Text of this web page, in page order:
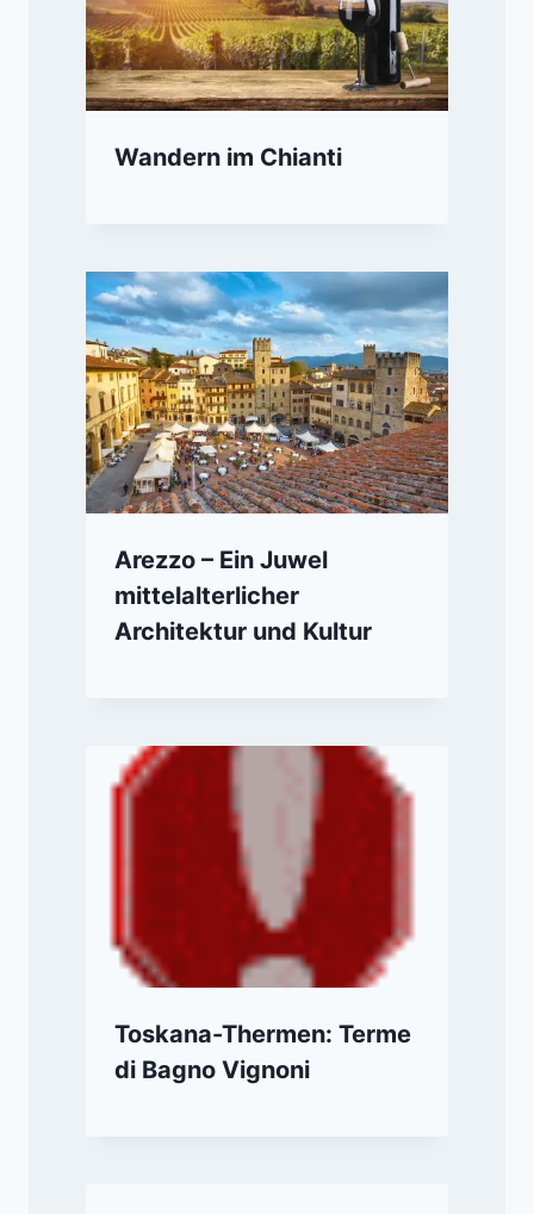
Wandern im Chianti
Arezzo – Ein Juwel
mittelalterlicher
Architektur und Kultur
Toskana-Thermen: Terme
di Bagno Vignoni